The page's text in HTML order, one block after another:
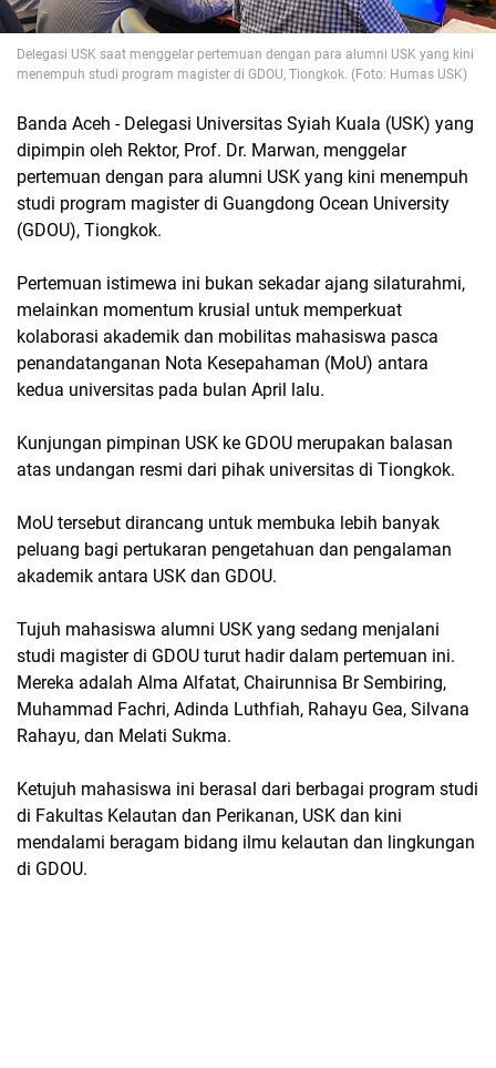
Delegasi USK saat menggelar pertemuan dengan para alumni USK yang kini
menempuh studi program magister di GDOU, Tiongkok. (Foto: Humas USK)
Banda Aceh - Delegasi Universitas Syiah Kuala (USK) yang
dipimpin oleh Rektor, Prof. Dr. Marwan, menggelar
pertemuan dengan para alumni USK yang kini menempuh
studi program magister di Guangdong Ocean University
(GDOU), Tiongkok.
Pertemuan istimewa ini bukan sekadar ajang silaturahmi,
melainkan momentum krusial untuk memperkuat
kolaborasi akademik dan mobilitas mahasiswa pasca
penandatanganan Nota Kesepahaman (MoU) antara
kedua universitas pada bulan April lalu.
Kunjungan pimpinan USK ke GDOU merupakan balasan
atas undangan resmi dari pihak universitas di Tiongkok.
MoU tersebut dirancang untuk membuka lebih banyak
peluang bagi pertukaran pengetahuan dan pengalaman
akademik antara USK dan GDOU.
Tujuh mahasiswa alumni USK yang sedang menjalani
studi magister di GDOU turut hadir dalam pertemuan ini.
Mereka adalah Alma Alfatat, Chairunnisa Br Sembiring,
Muhammad Fachri, Adinda Luthfiah, Rahayu Gea, Silvana
Rahayu, dan Melati Sukma.
Ketujuh mahasiswa ini berasal dari berbagai program studi
di Fakultas Kelautan dan Perikanan, USK dan kini
mendalami beragam bidang ilmu kelautan dan lingkungan
di GDOU.